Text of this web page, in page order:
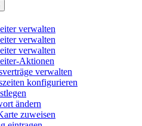
verwalten
verwalten
verwalten
Aktionen
verwalten
konfigurieren
ändern
zuweisen